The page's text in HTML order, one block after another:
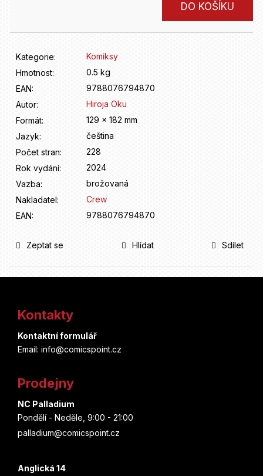
DO KOŠÍKU
Kategorie:
Komiksy
Hmotnost:
0.5 kg
EAN:
9788076794870
Autor:
Hiroja Oku
Formát:
129 x 182 mm
Jazyk:
čeština
Počet stran:
228
Rok vydání:
2024
Vazba:
brožovaná
Nakladatel:
Crew
EAN: 9788076794870
Zeptat se Hlídat Sdílet
p
o
r
u
č
u
e
m
e
Kontakty
Kontaktní formulář
Email: info@comicspoint.cz
Prodejny
NC Palladium
Pondělí - Neděle, 9:00 - 21:00
palladium@comicspoint.cz
Anglická 14